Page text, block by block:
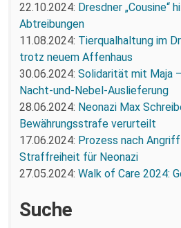
22.10.2024: Dresdner „Cousine“
Abtreibungen
11.08.2024: Tierqualhaltung im
trotz neuem Affenhaus
30.06.2024: Solidarität mit Maja
Nacht-und-Nebel-Auslieferung
28.06.2024: Neonazi Max
Bewährungsstrafe verurteilt
17.06.2024: Prozess nach
Straffreiheit für Neonazi
27.05.2024: Walk of Care 2024:
Suche